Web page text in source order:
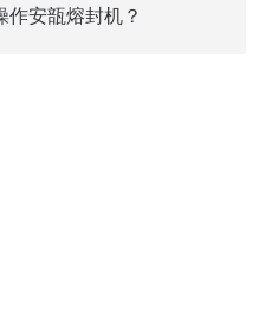
作安瓿熔封机？